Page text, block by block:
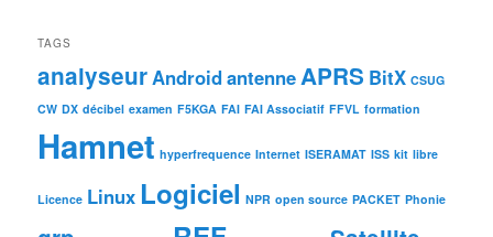
TAGS
analyseurAndroidantenneAPRS BitX CSUG
CW DX décibel examen F5KGA FAI FAI Associatif FFVL formation
Hamnet hyperfrequence Internet ISERAMAT ISS kit libre
Licence Linux Logiciel NPR open source PACKET Phonie